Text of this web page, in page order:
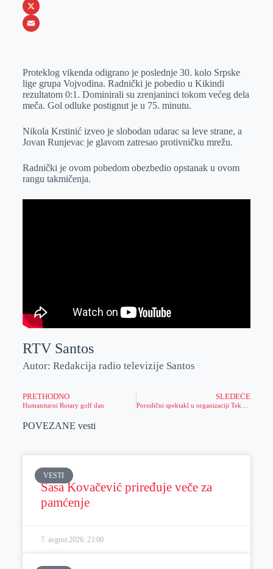
b
o
s
e
e
r
n
k
I
n
i
b
W
h
s
A
p
p
X
a
i
l
Proteklog vikenda odigrano je poslednje 30. kolo Srpske
lige grupa Vojvodina. Radnički je pobedio u Kikindi
rezultatom 0:1. Dominirali su zrenjaninci tokom većeg dela
meča. Gol odluke postignut je u 75. minutu.
Nikola Krstinić izveo je slobodan udarac sa leve strane, a
Jovan Runjevac je glavom zatresao protivničku mrežu.
Radnički je ovom pobedom obezbedio opstanak u ovom
rangu takmičenja.
RTV Santos
Autor: Redakcija radio televizije Santos
PRETHODNO
Humanitarni Rotary golf dan
SLEDEĆE
POVEZANE vesti
VESTI
Sasa Kovačević priređuje veče za
pamćenje
7. avgust 2026. 23:00